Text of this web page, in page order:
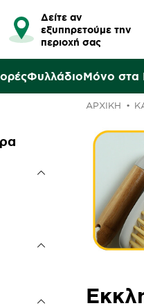
Δείτε αν
εξυπηρετούμε την
περιοχή σας
ΦυλλάδιοΜόνο στα
ΑΡΧΙΚΉ